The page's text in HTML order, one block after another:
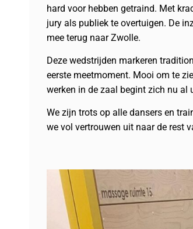
hard voor hebben getraind. Met
jury als publiek te overtuigen. De
mee terug naar Zwolle.
Deze wedstrijden markeren
eerste meetmoment. Mooi om te
werken in de zaal begint zich nu al
We zijn trots op alle dansers en
we vol vertrouwen uit naar de rest